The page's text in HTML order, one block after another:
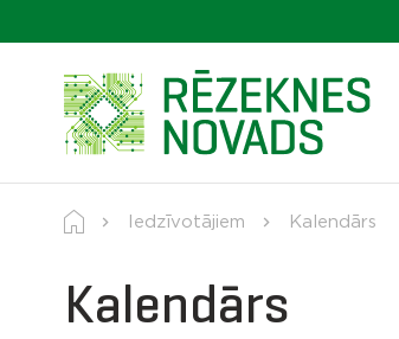
Iedzīvotājiem Kalendārs
Kalendārs